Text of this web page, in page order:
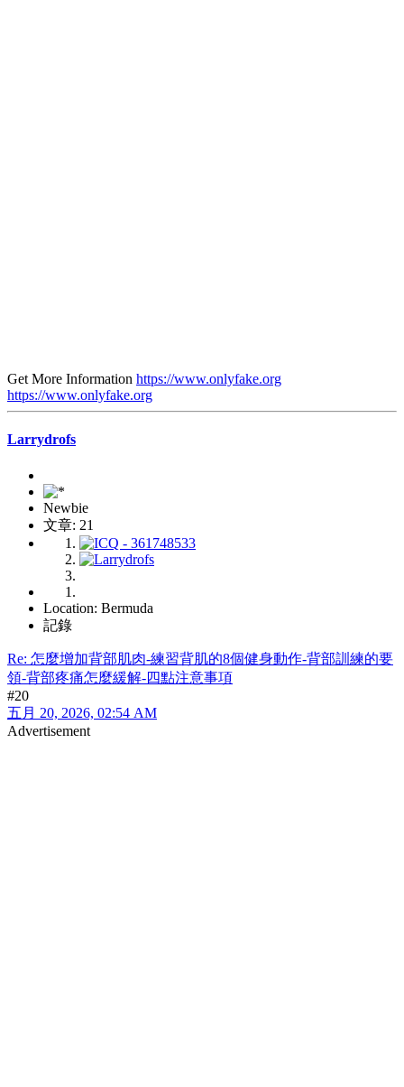
Get More Information https://www.onlyfake.org
https://www.onlyfake.org
Larrydrofs
Newbie
文章: 21
Location: Bermuda
記錄
Re: 怎麼增加背部肌肉-練習背肌的8個健身動作-背部訓練的要
領-背部疼痛怎麼緩解-四點注意事項
#20
五月 20, 2026, 02:54 AM
Advertisement